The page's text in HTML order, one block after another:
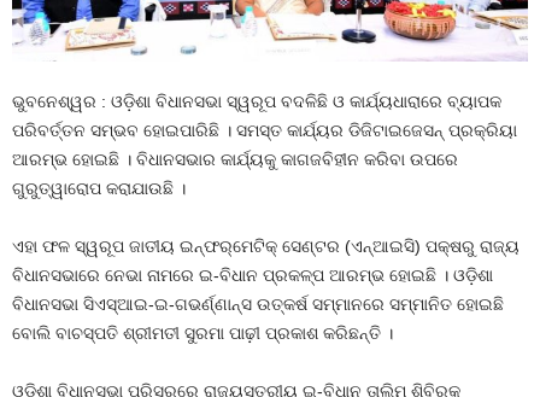
ଭୁବନେଶ୍ୱର : ଓଡ଼ିଶା ବିଧାନସଭା ସ୍ୱରୂପ ବଦଳିଛି ଓ କାର୍ଯ୍ୟଧାରାରେ ବ୍ୟାପକ
ପରିବର୍ତ୍ତନ ସମ୍ଭବ ହୋଇପାରିଛି । ସମସ୍ତ କାର୍ଯ୍ୟର ଡିଜିଟାଇଜେସନ୍‌ ପ୍ରକ୍ରିୟା
ଆରମ୍ଭ ହୋଇଛି । ବିଧାନସଭାର କାର୍ଯ୍ୟକୁ କାଗଜବିହୀନ କରିବା ଉପରେ
ଗୁରୁତ୍ୱାରୋପ କରାଯାଉଛି ।
ଏହା ଫଳ ସ୍ୱରୂପ ଜାତୀୟ ଇନ୍‌ଫର୍‌ମେଟିକ୍‌ ସେଣ୍ଟର (ଏନ୍‌ଆଇସି) ପକ୍ଷରୁ ରାଜ୍ୟ
ବିଧାନସଭାରେ ନେଭା ନାମରେ ଇ-ବିଧାନ ପ୍ରକଳ୍ପ ଆରମ୍ଭ ହୋଇଛି । ଓଡ଼ିଶା
ବିଧାନସଭା ସିଏସ୍‌ଆଇ-ଇ-ଗଭର୍ଣ୍ଣାନ୍ସ ଉତ୍କର୍ଷ ସମ୍ମାନରେ ସମ୍ମାନିତ ହୋଇଛି
ବୋଲି ବାଚସ୍ପତି ଶ୍ରୀମତୀ ସୁରମା ପାଢ଼ୀ ପ୍ରକାଶ କରିଛନ୍ତି ।
ଓଡ଼ିଶା ବିଧାନସଭା ପରିସରରେ ରାଜ୍ୟସ୍ତରୀୟ ଇ-ବିଧାନ ତାଲିମ ଶିବିରକୁ